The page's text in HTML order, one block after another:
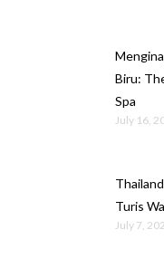
Biru:
Spa
July 16,
Turis
July 7,